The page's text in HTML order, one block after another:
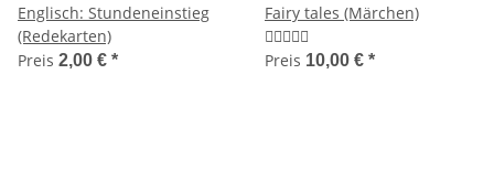
Englisch: Stundeneinstieg
(Redekarten)
Preis 2,00 € *
Fairy tales (Märchen)
Preis 10,00 € *